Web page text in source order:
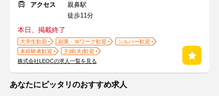
アクセス
親鼻駅
徒歩11分
本日、掲載終了
大学生歓迎 副業・Ｗワーク歓迎
シルバー歓迎
未経験者歓迎
主婦(夫)歓迎
株式会社LEOCの求人一覧を見る
あなたにピッタリのおすすめ求人